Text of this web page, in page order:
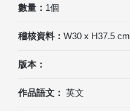
數量： 1個
稽核資料： W30 x H37.5 cm
版本：
作品語文： 英文